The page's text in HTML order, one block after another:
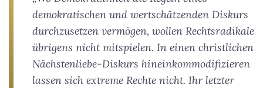
demokratischen und wertschätzenden Diskurs
durchzusetzen vermögen, wollen Rechtsradikale
übrigens nicht mitspielen. In einen christlichen
Nächstenliebe-Diskurs hineinkommodifizieren
lassen sich extreme Rechte nicht. Ihr letzter